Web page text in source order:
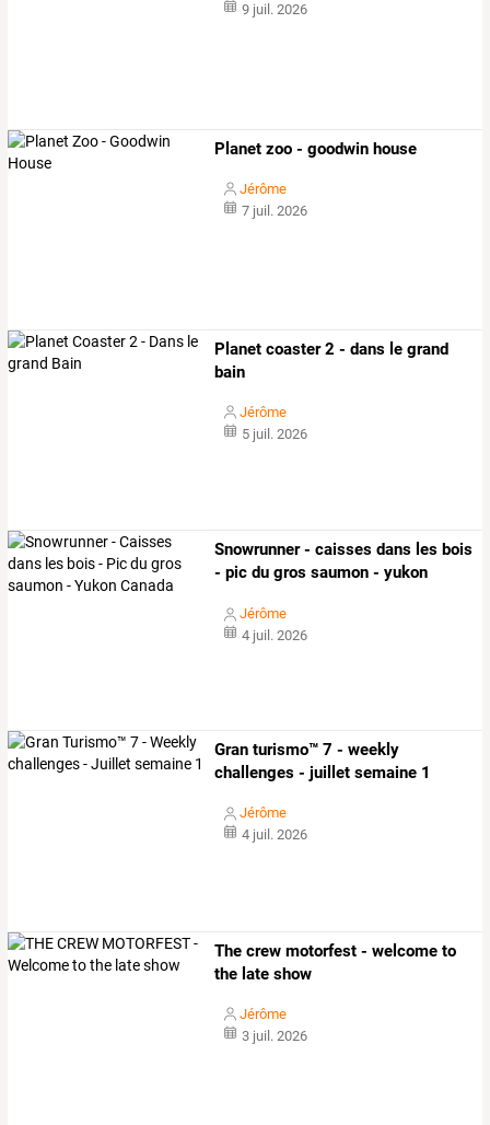
9 juil. 2026
Planet zoo - goodwin house
Jérôme
7 juil. 2026
Planet coaster 2 - dans le grand
bain
Jérôme
5 juil. 2026
Snowrunner - caisses dans les bois
- pic du gros saumon - yukon
Jérôme
4 juil. 2026
Gran turismo™ 7 - weekly
challenges - juillet semaine 1
Jérôme
4 juil. 2026
The crew motorfest - welcome to
the late show
Jérôme
3 juil. 2026